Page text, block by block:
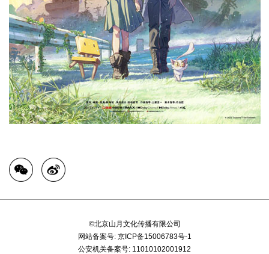
©北京山月文化传播有限公司
网站备案号: 京ICP备15006783号-1
公安机关备案号: 11010102001912